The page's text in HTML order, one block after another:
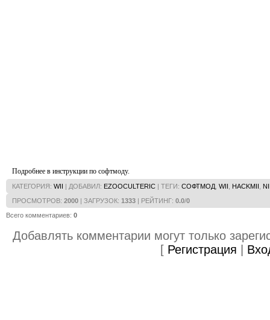
Подробнее в инструкции по софтмоду.
КАТЕГОРИЯ: WII | ДОБАВИЛ: EZOOCULTERIC | ТЕГИ: СОФТМОД WII HACKMII
ПРОСМОТРОВ: 2000 | ЗАГРУЗОК: 1333 | РЕЙТИНГ: 0.0/0
Всего комментариев: 0
Добавлять комментарии могут только
[ Регистрация |